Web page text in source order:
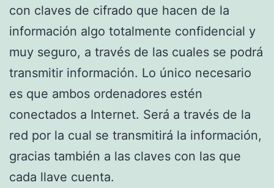
con claves de cifrado que hacen de la
información algo totalmente confidencial y
muy seguro, a través de las cuales se podrá
transmitir información. Lo único necesario
es que ambos ordenadores estén
conectados a Internet. Será a través de la
red por la cual se transmitirá la información,
gracias también a las claves con las que
cada llave cuenta.